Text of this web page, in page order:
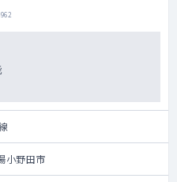
小野田市